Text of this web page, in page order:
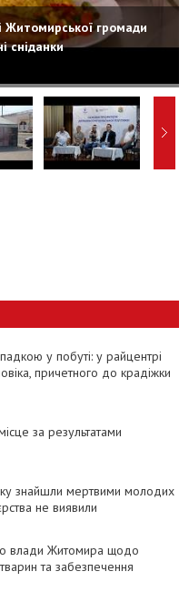
Житомирської громади
сніданки
у побуті: у райцентрі
причетного до крадіжки
за результатами
знайшли мертвими молодих
не виявили
влади Житомира щодо
та забезпечення